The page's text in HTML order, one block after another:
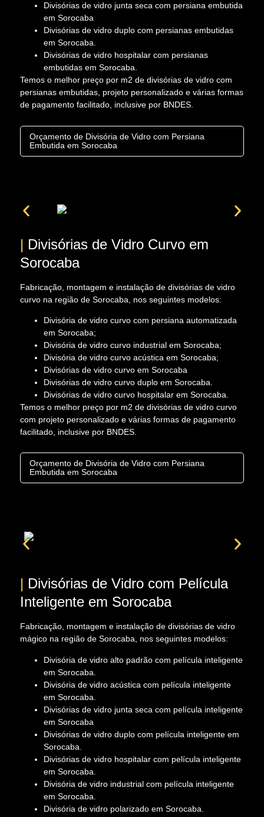
Divisórias de vidro junta seca com persiana embutida
em Sorocaba
Divisórias de vidro duplo com persianas embutidas
em Sorocaba.
Divisórias de vidro hospitalar com persianas
embutidas em Sorocaba.
Temos o melhor preço por m2 de divisórias de vidro com
persianas embutidas, projeto personalizado e várias formas
de pagamento facilitado, inclusive por BNDES.
Orçamento de Divisória de Vidro com Persiana
Embutida em Sorocaba
| Divisórias de Vidro Curvo em
Sorocaba
Fabricação, montagem e instalação de divisórias de vidro
curvo na região de Sorocaba, nos seguintes modelos:
Divisória de vidro curvo com persiana automatizada
em Sorocaba;
Divisória de vidro curvo industrial em Sorocaba;
Divisória de vidro curvo acústica em Sorocaba;
Divisórias de vidro curvo em Sorocaba
Divisórias de vidro curvo duplo em Sorocaba.
Divisórias de vidro curvo hospitalar em Sorocaba.
Temos o melhor preço por m2 de divisórias de vidro curvo
com projeto personalizado e várias formas de pagamento
facilitado, inclusive por BNDES.
Orçamento de Divisória de Vidro com Persiana
Embutida em Sorocaba
| Divisórias de Vidro com Película
Inteligente em Sorocaba
Fabricação, montagem e instalação de divisórias de vidro
mágico na região de Sorocaba, nos seguintes modelos:
Divisória de vidro alto padrão com película inteligente
em Sorocaba.
Divisória de vidro acústica com película inteligente
em Sorocaba.
Divisórias de vidro junta seca com película inteligente
em Sorocaba
Divisórias de vidro duplo com película inteligente em
Sorocaba.
Divisórias de vidro hospitalar com película inteligente
em Sorocaba.
Divisória de vidro industrial com película inteligente
em Sorocaba.
Divisória de vidro polarizado em Sorocaba.